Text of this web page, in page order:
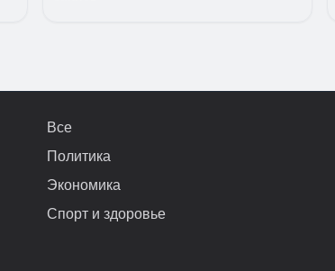
Все
Политика
Экономика
Спорт и здоровье